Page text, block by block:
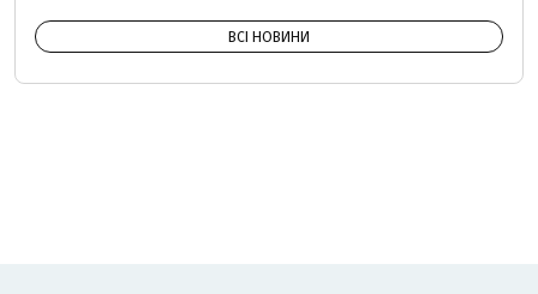
ВСІ НОВИНИ